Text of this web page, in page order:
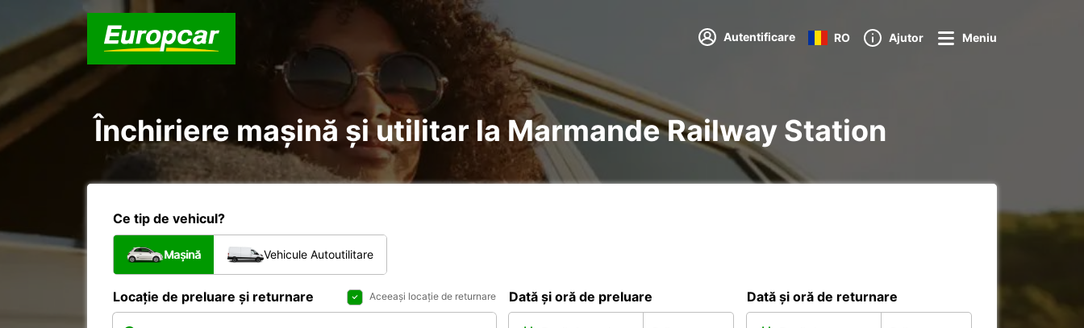
Autentificare RO Ajutor Meniu
Închiriere mașină și utilitar la Marmande Railway Station
Ce tip de vehicul?
Mașină Vehicule Autoutilitare
Locație de preluare și returnare Aceeași locație de returnare Dată și oră de preluare Dată și oră de returnare